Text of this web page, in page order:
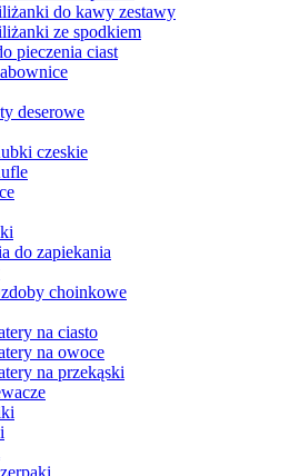
do kawy zestawy
ze spodkiem
pieczenia ciast
deserowe
czeskie
do zapiekania
choinkowe
na ciasto
na owoce
na przekąski